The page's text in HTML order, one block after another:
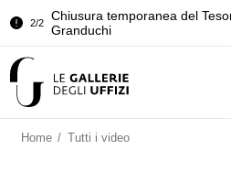
2/2
Chiusura temporanea del
Granduchi
della Sala dell'Iliade
Granduchi
Home / Tutti i video